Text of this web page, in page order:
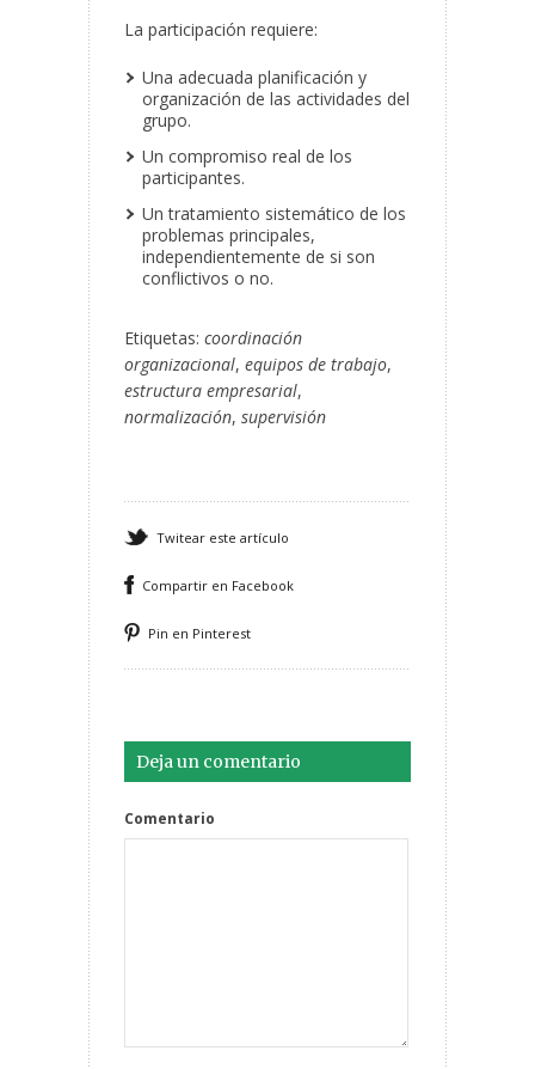
La participación requiere:
Una adecuada planificación y
organización de las actividades del
grupo.
Un compromiso real de los
participantes.
Un tratamiento sistemático de los
problemas principales,
independientemente de si son
conflictivos o no.
Etiquetas: coordinación
organizacional, equipos de trabajo,
estructura empresarial,
normalización, supervisión
Twitear este artículo
Compartir en Facebook
Pin en Pinterest
Deja un comentario
Comentario